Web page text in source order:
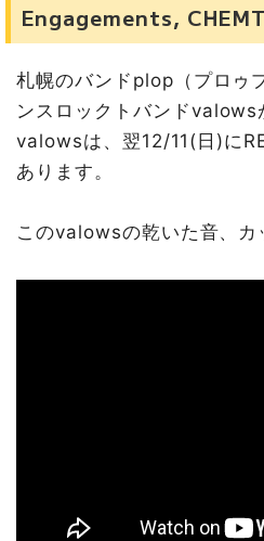
Engagements,
札幌のバンドplop（プロゥ
ンスロックトバンドvalows
valowsは、翌12/11(日)に
あります。
このvalowsの乾いた音、カ